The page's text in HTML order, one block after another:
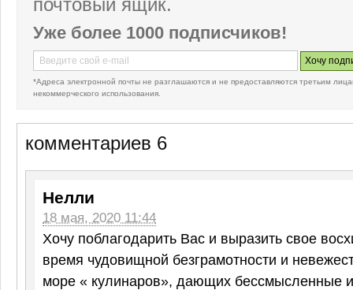
почтовый ящик.
Уже более 1000 подписчиков!
*Адреса электронной почты не разглашаются и не предоставляются третьим
некоммерческого использования.
комментариев 6
Нелли
18 мая, 2020 11:44
Хочу поблагодарить Вас и выразить свое
время чудовищной безграмотности и
море « кулинаров», дающих бессмысленные